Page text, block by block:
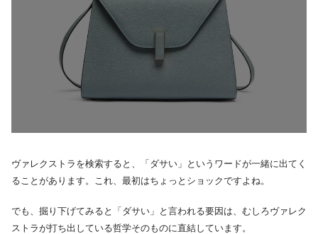
ヴァレクストラを検索すると、「ダサい」というワードが一緒に出てく
ることがあります。これ、最初はちょっとショックですよね。
でも、掘り下げてみると「ダサい」と言われる要因は、むしろヴァレク
ストラが打ち出している哲学そのものに直結しています。